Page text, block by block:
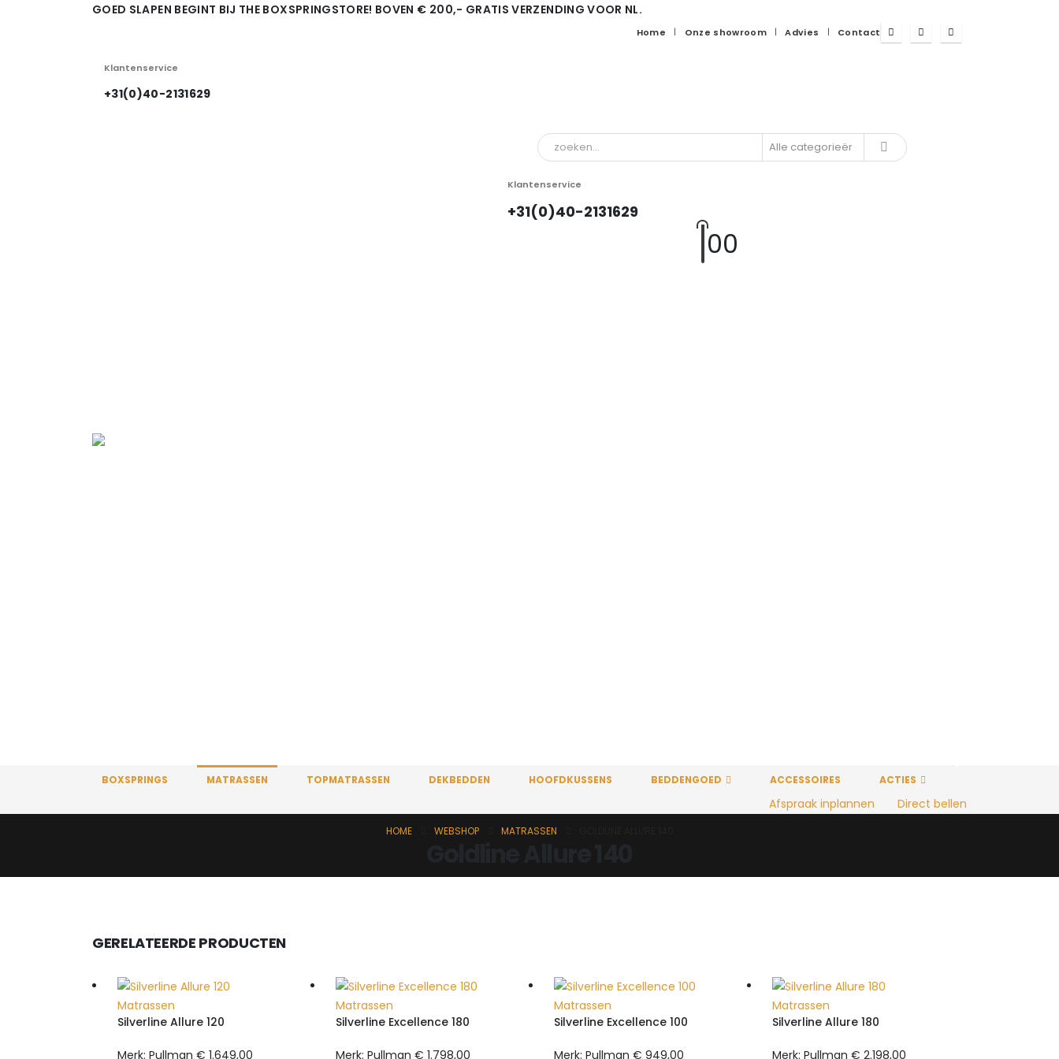
GOED SLAPEN BEGINT BIJ THE BOXSPRINGSTORE! BOVEN € 200,- GRATIS VERZENDING VOOR NL.
Home Onze showroom Advies Contact
Klantenservice
+31(0)40-2131629
Klantenservice
+31(0)40-2131629
00
BOXSPRINGS MATRASSEN TOPMATRASSEN DEKBEDDEN HOOFDKUSSENS BEDDENGOED ACCESSOIRES ACTIES
Afspraak inplannen Direct bellen
HOME WEBSHOP MATRASSEN
GERELATEERDE PRODUCTEN
Matrassen
Silverline Allure 120
Merk: Pullman € 1.649,00
Matrassen
Silverline Excellence 180
Merk: Pullman € 1.798,00
Matrassen
Silverline Excellence 100
Merk: Pullman € 949,00
Matrassen
Silverline Allure 180
Merk: Pullman € 2.198,00